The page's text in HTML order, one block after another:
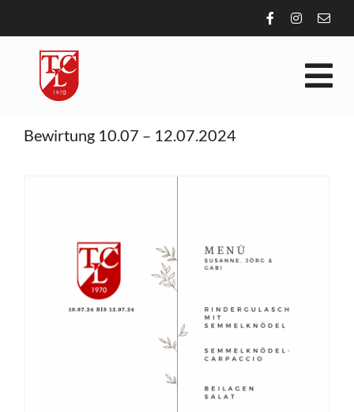
springen
VEREIN
ALLGEMEIN
KONTAKT
BUCHUNGSSYSTEM
Bewirtung 10.07 – 12.07.2024